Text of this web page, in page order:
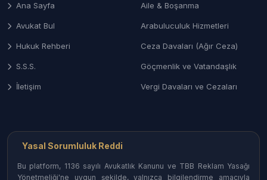
dosyalarında soruşturma aşamasından itibaren etkin
savunma desteği.
4. Gayrimenkul ve Tarım Hukuku
Çorum İlçelerinde Avukat Erişimi
Ana Sayfa
Avukat Bul
Hukuk Rehberi
S.S.S.
İletişim
Aile & Boşanma
Arabuluculuk Hizmetleri
Ceza Davaları (Ağır Ceza)
Göçmenlik ve Vatandaşlık
Vergi Davaları ve Cezaları
Yasal Sorumluluk Reddi
Bu platform, 1136 sayılı Avukatlık Kanunu ve TBB Reklam Yasağı
Yönetmeliği'ne uygun şekilde, yalnızca bilgilendirme amacıyla